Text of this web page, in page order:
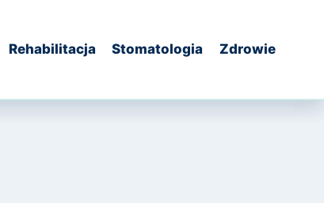
Rehabilitacja Stomatologia Zdrowie